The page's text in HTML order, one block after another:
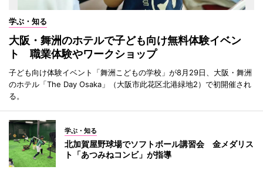
学ぶ・知る
大阪・舞洲のホテルで子ども向け無料体験イベン
ト 職業体験やワークショップ
子ども向け体験イベント「舞洲こどもの学校」が8月29日、大阪・舞洲
のホテル「The Day Osaka」（大阪市此花区北港緑地2）で初開催され
る。
学ぶ・知る
北加賀屋野球場でソフトボール講習会 金メダリス
ト「あつみねコンビ」が指導